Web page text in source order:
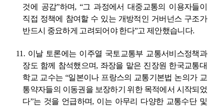
것에 공감”하며, “그 과정에서 대중교통의 이용자들이
직접 정책에 참여할 수 있는 개방적인 거버넌스 구조가
반드시 중요하게 고려되어야 한다”고 제안했습니다.
11. 이날 토론에는 이주열 국토교통부 교통서비스정책과
장도 함께 참석했으며, 좌장을 맡은 진장원 한국교통대
학교 교수는 “일본이나 프랑스의 교통기본법 논의가 교
통약자들의 이동권을 보장하기 위한 목적에서 시작되었
다”는 것을 언급하며, 이는 아무리 다양한 교통수단 및